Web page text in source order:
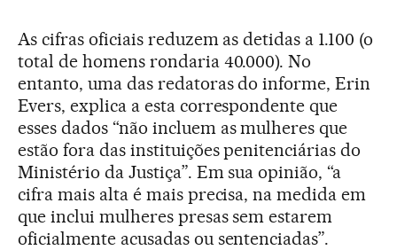
As cifras oficiais reduzem as detidas a 1.100 (o
total de homens rondaria 40.000). No
entanto, uma das redatoras do informe, Erin
Evers, explica a esta correspondente que
esses dados “não incluem as mulheres que
estão fora das instituições penitenciárias do
Ministério da Justiça”. Em sua opinião, “a
cifra mais alta é mais precisa, na medida em
que inclui mulheres presas sem estarem
oficialmente acusadas ou sentenciadas”.